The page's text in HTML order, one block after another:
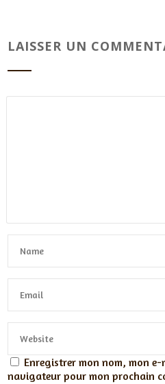
LAISSER UN
Enregistrer mon nom, mon
navigateur pour mon prochain